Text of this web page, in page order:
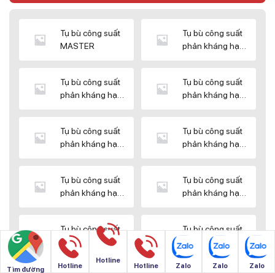
Tụ bù công suất
MASTER
Tụ bù công suất
phản kháng hạ
Tụ bù công suất
phản kháng hạ
Tụ bù công suất
phản kháng hạ
Tụ bù công suất
phản kháng hạ
Tụ bù công suất
phản kháng hạ
Tụ bù công suất
phản kháng hạ
Tụ bù công suất
phản kháng hạ
Tụ bù công suất
phản kháng hạ
thế SHIZUKI
Tụ bù công suất
phản kháng hạ
thế SINO
Tìm đường Hotline
Hotline
Hotline Zalo Zalo Zalo